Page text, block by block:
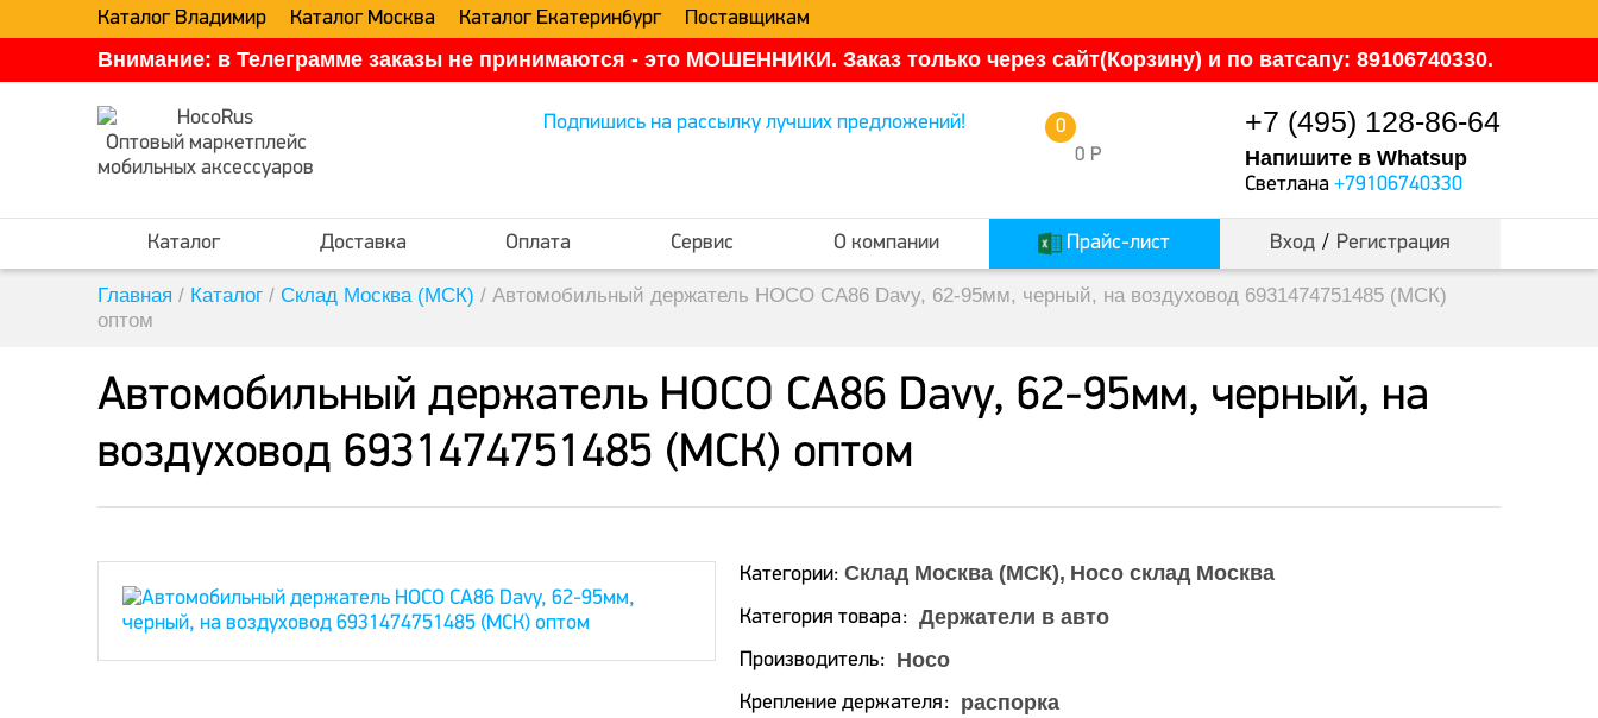
Каталог Владимир Каталог Москва Каталог Екатеринбург Поставщикам
Внимание: в Телеграмме заказы не принимаются - это МОШЕННИКИ. Заказ только через сайт(Корзину) и по ватсапу: 89106740330.
Оптовый маркетплейс
мобильных аксессуаров
Подпишись на рассылку лучших предложений!
0 Р
0 +7 (495) 128-86-64
Напишите в Whatsup
Светлана +79106740330
Каталог Доставка Оплата Сервис О компании Прайс-лист Вход / Регистрация
Главная / Каталог / Склад Москва (МСК) / Автомобильный держатель HOCO CA86 Davy, 62-95мм, черный, на воздуховод 6931474751485 (МСК)
оптом
Автомобильный держатель HOCO CA86 Davy, 62-95мм, черный, на
воздуховод 6931474751485 (МСК) оптом
Категории: Склад Москва (МСК) Hoco склад Москва
Категория товара Держатели в авто
Производитель Hoco
Крепление держателя распорка